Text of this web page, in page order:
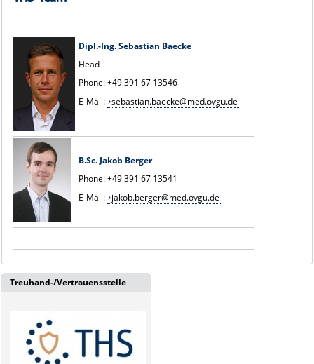
CLINICIAN SCIENTISTS
DATA TRUST (THS)
Dipl.-Ing. Sebastian Baecke
Head
Phone: +49 391 67 13546
E-Mail: sebastian.baecke@med.ovgu.de
B.Sc. Jakob Berger
Phone: +49 391 67 13541
E-Mail: jakob.berger@med.ovgu.de
Treuhand-/Vertrauensstelle